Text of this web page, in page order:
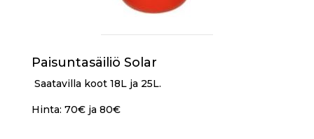
Paisuntasäiliö Solar
Saatavilla koot 18L ja 25L.
Hinta: 70€ ja 80€